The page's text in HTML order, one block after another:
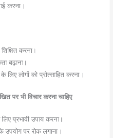
करना।
करना।
बढ़ाना।
लिए लोगों को प्रोत्साहित करना।
पर भी विचार करना चाहिए
प्रभावी उपाय करना।
उपयोग पर रोक लगाना।